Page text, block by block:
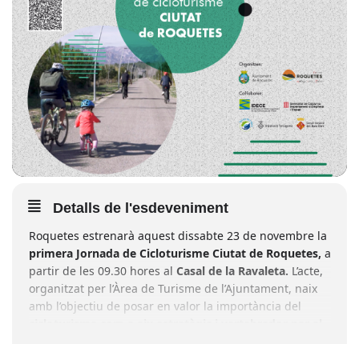
Detalls de l'esdeveniment
Roquetes estrenarà aquest dissabte 23 de novembre la
primera Jornada de Cicloturisme Ciutat de Roquetes, a
partir de les 09.30 hores al Casal de la Ravaleta. L’acte,
organitzat per l’Àrea de Turisme de l’Ajuntament, naix
amb l’objectiu de posar en valor la importància del